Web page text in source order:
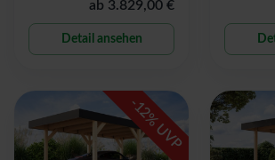
ab 3.829,00 €
Detail ansehen
-
12
% UVP